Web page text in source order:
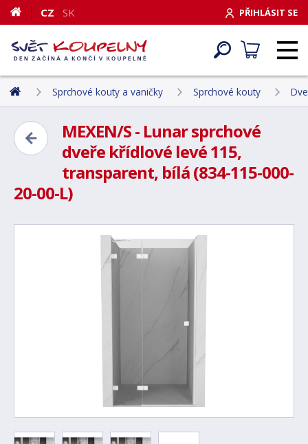
PŘIHLÁSIT SE
CZ SK
Sprchové kouty a vaničky Sprchové kouty
MEXEN/S - Lunar sprchové
dveře křídlové levé 115,
transparent, bílá (834-115-000-
20-00-L)